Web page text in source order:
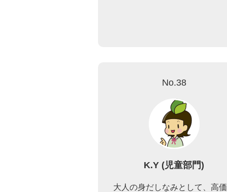
No.38
K.Y (児童部門)
大人の身だしなみとして、高価